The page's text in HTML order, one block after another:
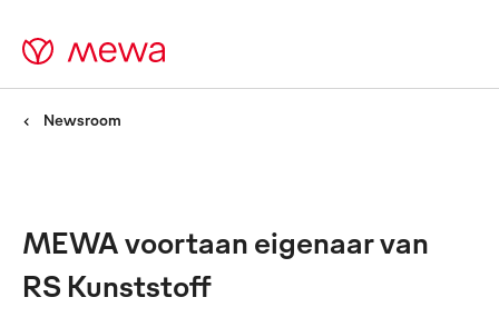
Newsroom
MEWA voortaan eigenaar van
RS Kunststoff